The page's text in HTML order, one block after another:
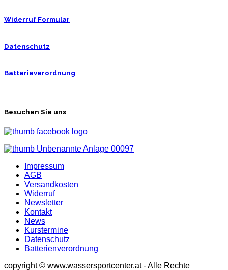
Widerruf Formular
Datenschutz
Batterieverordnung
Besuchen Sie uns
Impressum
AGB
Versandkosten
Widerruf
Newsletter
Kontakt
News
Kurstermine
Datenschutz
Batterienverordnung
copyright © www.wassersportcenter.at - Alle Rechte